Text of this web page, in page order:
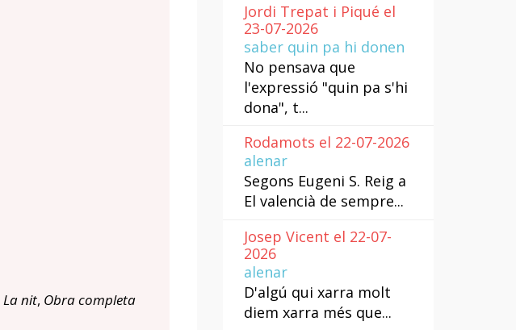
La nit, Obra completa
Jordi Trepat i Piqué el
23-07-2026
saber quin pa hi donen
No pensava que
l'expressió "quin pa s'hi
dona", t...
Rodamots el 22-07-2026
alenar
Segons Eugeni S. Reig a
El valencià de sempre...
Josep Vicent el 22-07-
2026
alenar
D'algú qui xarra molt
diem xarra més que...